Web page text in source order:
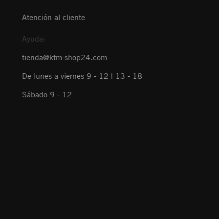
Atención al cliente
Ayuda:
tienda@ktm-shop24.com
De lunes a viernes 9 - 12 | 13 - 18
Sábado 9 - 12